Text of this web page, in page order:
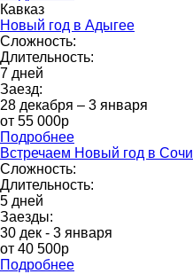
Кавказ
Новый год в Адыгее
Сложность:
Длительность:
7 дней
Заезд:
28 декабря – 3 января
от 55 000р
Подробнее
Встречаем Новый год в Сочи
Сложность:
Длительность:
5 дней
Заезды:
30 дек - 3 января
от 40 500р
Подробнее